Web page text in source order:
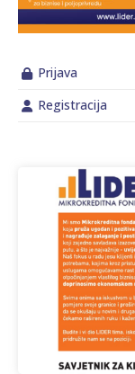
Prijava
Registracija